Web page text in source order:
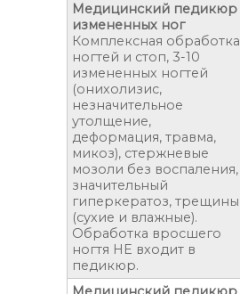
Медицинский педикюр
измененных ног
Комплексная обработка
ногтей и стоп, 3-10
измененных ногтей
(онихолизис,
незначительное
утолщение,
деформация, травма,
микоз), стержневые
мозоли без воспаления,
значительный
гиперкератоз, трещины
(сухие и влажные).
Обработка вросшего
ногтя НЕ входит в
педикюр.